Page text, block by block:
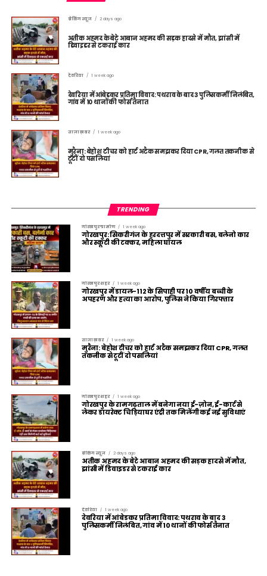
ब्रेकिंग न्यूज़ 2 days ago
अतीक अहमद के बेटे आबान अहमद की सड़क हादसे में मौत, झांसी में
डिवाइडर से टकराई कार
देवरिया 1 week ago
देवरिया में आंबेडकर प्रतिमा विवाद: पथराव के बाद 3 पुलिसकर्मी निलंबित,
गांव में 10 थानों की फोर्स तैनात
ताज़ा ख़बर 1 week ago
मुरैना: बेहोश टीचर को हार्ट अटैक समझकर दिया CPR, गलत तकनीक से
टूटीं दो पसलियां
TRENDING
गोरखपुर ग्रामीण 1 week ago
गोरखपुर: सिकरीगंज के हरदत्तपुर में सरकारी बस, बलेनो कार
और स्कूटी की टक्कर, महिला घायल
गोरखपुर शहर 1 week ago
गोरखपुर में डायल-112 के सिपाही पर 10 वर्षीय बच्ची के
अपहरण और हत्या का आरोप, पुलिस ने किया गिरफ्तार
ताज़ा ख़बर 1 week ago
मुरैना: बेहोश टीचर को हार्ट अटैक समझकर दिया CPR, गलत
तकनीक से टूटीं दो पसलियां
गोरखपुर शहर 1 week ago
गोरखपुर के रामगढ़ताल में बनेगा नया ई-ज़ोन, ई-कार्ट से
लेकर डायरेक्ट चिड़ियाघर एंट्री तक मिलेंगी कई नई सुविधाएं
ब्रेकिंग न्यूज़ 2 days ago
अतीक अहमद के बेटे आबान अहमद की सड़क हादसे में मौत,
झांसी में डिवाइडर से टकराई कार
देवरिया 1 week ago
देवरिया में आंबेडकर प्रतिमा विवाद: पथराव के बाद 3
पुलिसकर्मी निलंबित, गांव में 10 थानों की फोर्स तैनात